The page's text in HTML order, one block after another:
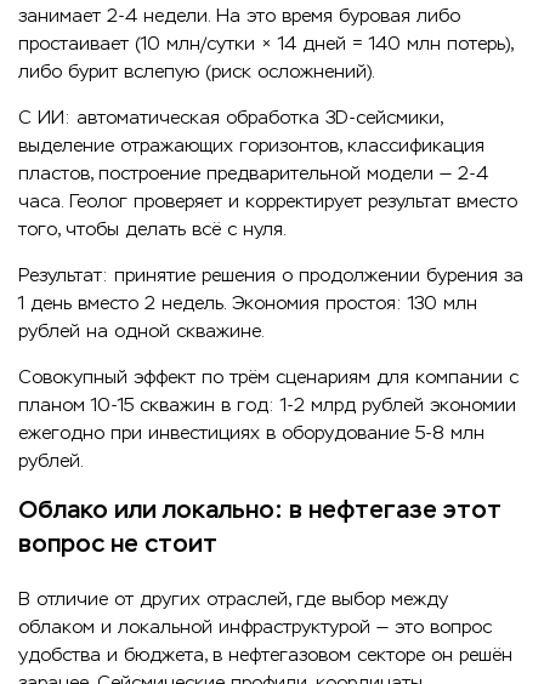
занимает 2-4 недели. На это время буровая либо
простаивает (10 млн/сутки × 14 дней = 140 млн потерь),
либо бурит вслепую (риск осложнений).
С ИИ: автоматическая обработка 3D-сейсмики,
выделение отражающих горизонтов, классификация
пластов, построение предварительной модели — 2-4
часа. Геолог проверяет и корректирует результат вместо
того, чтобы делать всё с нуля.
Результат: принятие решения о продолжении бурения за
1 день вместо 2 недель. Экономия простоя: 130 млн
рублей на одной скважине.
Совокупный эффект по трём сценариям для компании с
планом 10-15 скважин в год: 1-2 млрд рублей экономии
ежегодно при инвестициях в оборудование 5-8 млн
рублей.
Облако или локально: в нефтегазе этот
вопрос не стоит
В отличие от других отраслей, где выбор между
облаком и локальной инфраструктурой — это вопрос
удобства и бюджета, в нефтегазовом секторе он решён